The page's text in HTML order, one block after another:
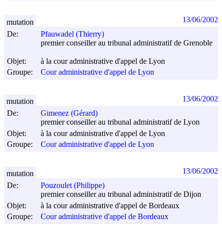
De:
Pfauwadel (Thierry)
premier conseiller au tribunal administratif de Grenoble
Objet:
à la cour administrative d'appel de Lyon
Groupe:
Cour administrative d'appel de Lyon
mutation 13/06/2002
De:
Gimenez (Gérard)
premier conseiller au tribunal administratif de Lyon
Objet:
à la cour administrative d'appel de Lyon
Groupe:
Cour administrative d'appel de Lyon
mutation 13/06/2002
De:
Pouzoulet (Philippe)
premier conseiller au tribunal administratif de Dijon
Objet:
à la cour administrative d'appel de Bordeaux
Groupe:
Cour administrative d'appel de Bordeaux
mutation 13/06/2002